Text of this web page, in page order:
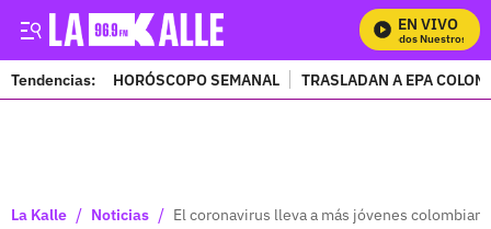
EN VIVO
Mira Todos Nuestros
Tendencias: HORÓSCOPO SEMANAL TRASLADAN A EPA
La Kalle / Noticias / El coronavirus lleva a más jóvenes